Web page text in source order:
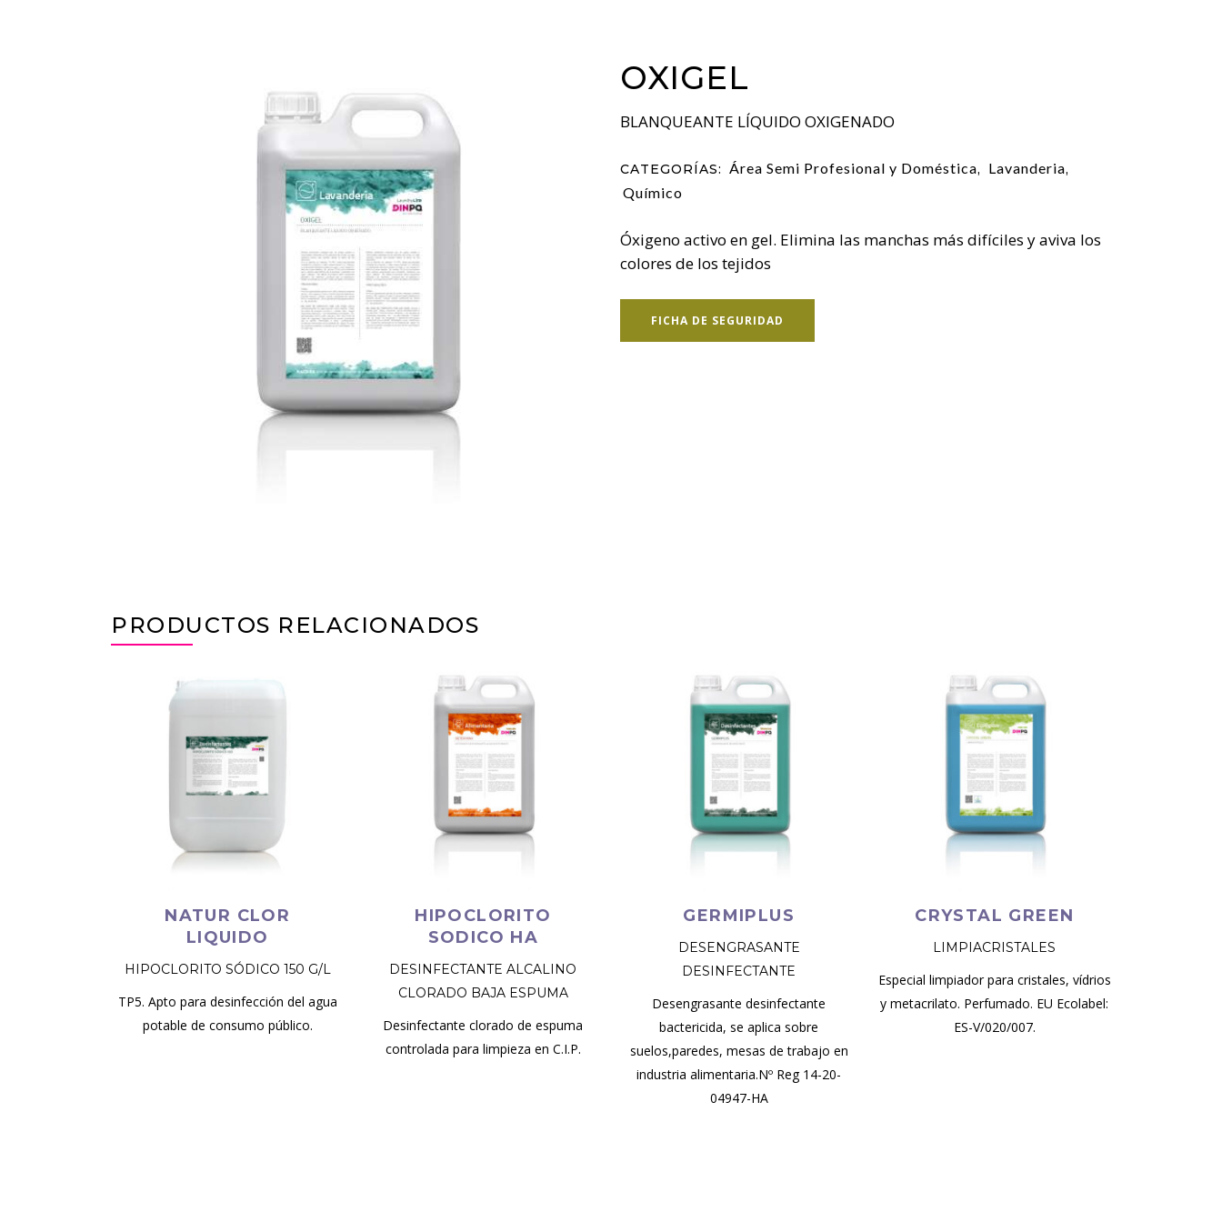
OXIGEL
BLANQUEANTE LÍQUIDO OXIGENADO
CATEGORÍAS: Área Semi Profesional y Doméstica, Lavanderia,
Químico
Óxigeno activo en gel. Elimina las manchas más difíciles y aviva los
colores de los tejidos
FICHA DE SEGURIDAD
PRODUCTOS RELACIONADOS
NATUR CLOR
LIQUIDO
HIPOCLORITO SÓDICO 150 G/L
TP5. Apto para desinfección del agua
potable de consumo público.
HIPOCLORITO
SODICO HA
DESINFECTANTE ALCALINO
CLORADO BAJA ESPUMA
Desinfectante clorado de espuma
controlada para limpieza en C.I.P.
GERMIPLUS
DESENGRASANTE
DESINFECTANTE
Desengrasante desinfectante
bactericida, se aplica sobre
suelos,paredes, mesas de trabajo en
industria alimentaria.Nº Reg 14-20-
04947-HA
CRYSTAL GREEN
LIMPIACRISTALES
Especial limpiador para cristales, vídrios
y metacrilato. Perfumado. EU Ecolabel:
ES-V/020/007.